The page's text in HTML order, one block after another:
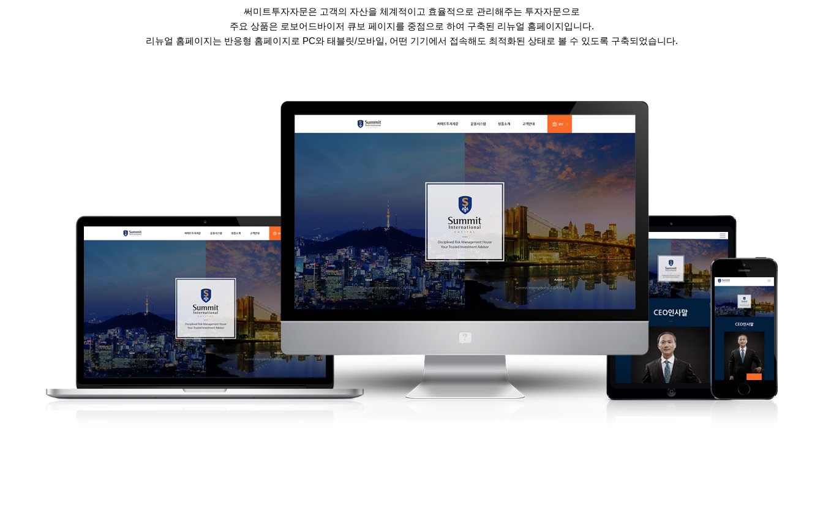
써미트투자자문은 고객의 자산을 체계적이고 효율적으로 관리해주는 투자자문으로
주요 상품은 로보어드바이저 큐보 페이지를 중점으로 하여 구축된 리뉴얼 홈페이지입니다.
리뉴얼 홈페이지는 반응형 홈페이지로 PC와 태블릿/모바일, 어떤 기기에서 접속해도 최적화된 상태로 볼 수 있도록 구축되었습니다.